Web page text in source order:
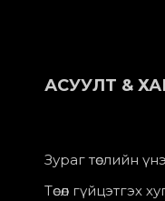
АСУУЛТ &
Зураг төслийн
Төсөл гүйцэтгэх